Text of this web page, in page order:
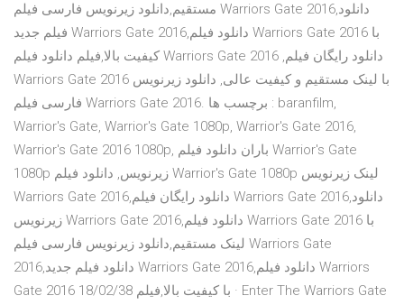
مستقیم,دانلود زیرنویس فارسی فیلم Warriors Gate 2016,دانلود
فیلم جدید Warriors Gate 2016,دانلود فیلم Warriors Gate 2016 با
کیفیت بالا,فیلم دانلود فیلم Warriors Gate 2016 ,دانلود رایگان فیلم
Warriors Gate 2016 با لینک مستقیم و کیفیت عالی, دانلود زیرنویس
فارسی فیلم Warriors Gate 2016. برچسب ها : baranfilm,
Warrior's Gate, Warrior's Gate 1080p, Warrior's Gate 2016,
Warrior's Gate 2016 1080p, باران دانلود فیلم Warrior's Gate
1080p زیرنویس, دانلود فیلم Warrior's Gate 1080p لینک زیرنویس
Warriors Gate 2016,دانلود رایگان فیلم Warriors Gate 2016,دانلود
زیرنویس Warriors Gate 2016,دانلود فیلم Warriors Gate 2016 با
لینک مستقیم,دانلود زیرنویس فارسی فیلم Warriors Gate
2016,دانلود فیلم جدید Warriors Gate 2016,دانلود فیلم Warriors
Gate 2016 با کیفیت بالا,فیلم 18/02/38 · Enter The Warriors Gate